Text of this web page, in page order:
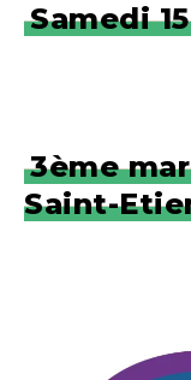
Samedi
3ème
Saint-